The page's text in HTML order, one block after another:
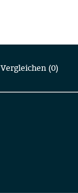
Vergleichen (0)